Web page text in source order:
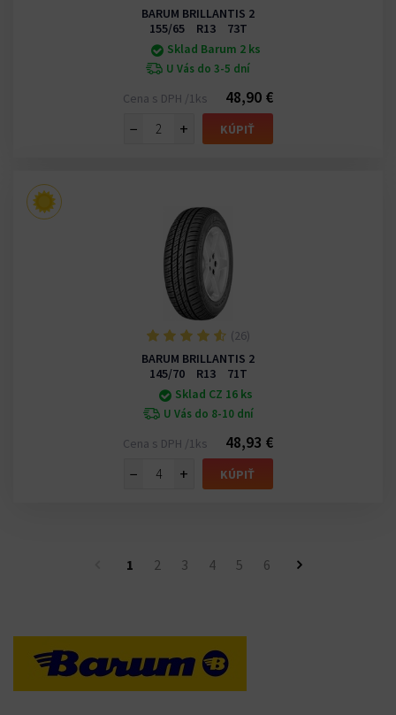
BARUM BRILLANTIS 2
155/65 R13 73T
Sklad Barum 2 ks
U Vás do 3-5 dní
Cena s DPH /1ks
48,90 €
−
+ KÚPIŤ
(26)
BARUM BRILLANTIS 2
145/70 R13 71T
Sklad CZ 16 ks
U Vás do 8-10 dní
Cena s DPH /1ks
48,93 €
−
+ KÚPIŤ
1 2 3 4 5 6